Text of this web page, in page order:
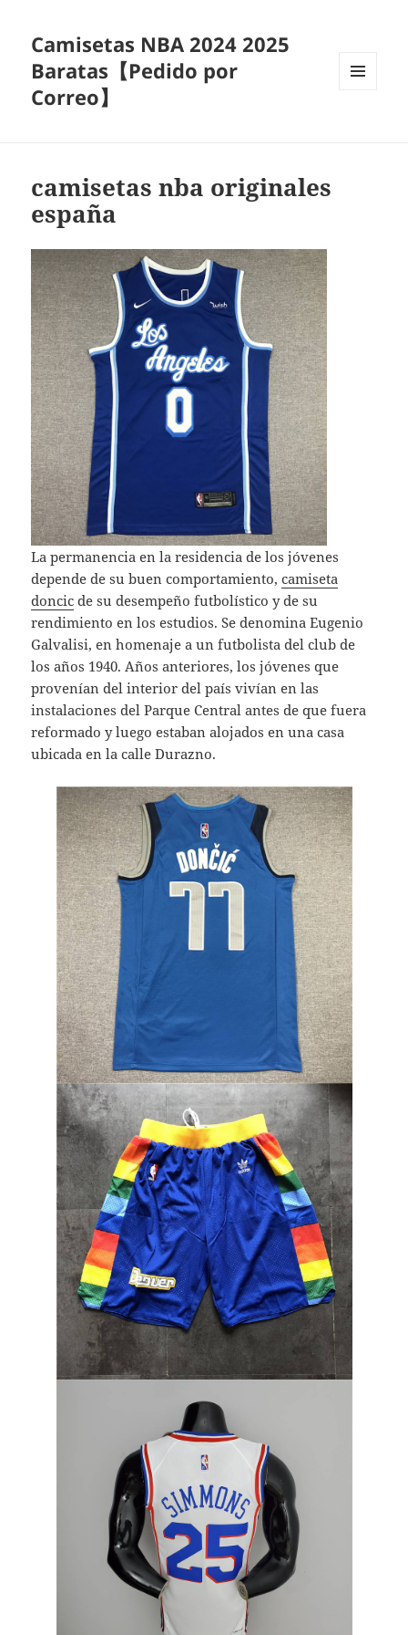
Camisetas NBA 2024 2025
Baratas【Pedido por
Correo】
camisetas nba originales
españa
La permanencia en la residencia de los jóvenes
depende de su buen comportamiento,camiseta
doncic de su desempeño futbolístico y de su
rendimiento en los estudios. Se denomina Eugenio
Galvalisi, en homenaje a un futbolista del club de
los años 1940. Años anteriores, los jóvenes que
provenían del interior del país vivían en las
instalaciones del Parque Central antes de que fuera
reformado y luego estaban alojados en una casa
ubicada en la calle Durazno.